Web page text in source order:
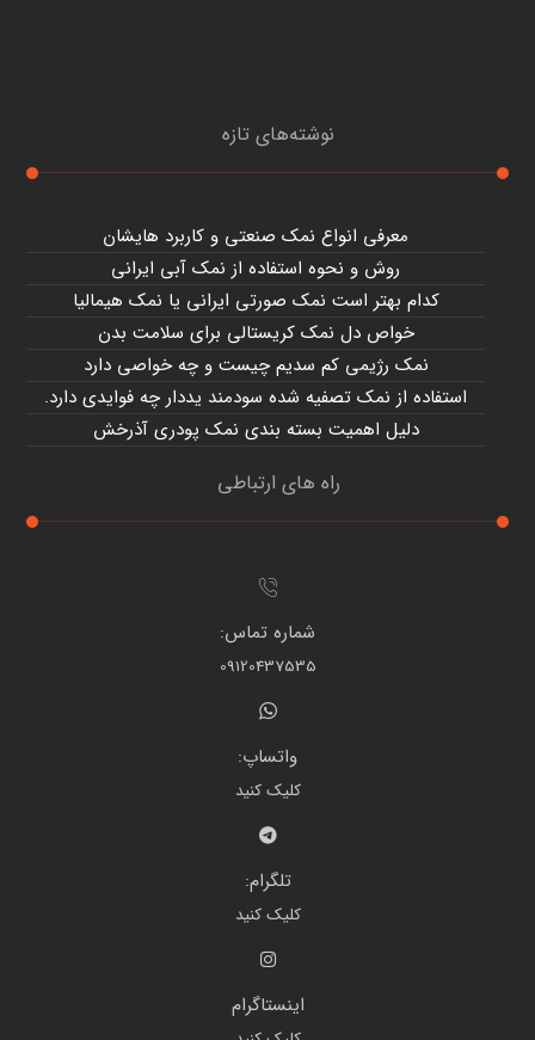
نوشته‌های تازه
معرفی انواع نمک صنعتی و کاربرد هایشان
روش و نحوه استفاده از نمک آبی ایرانی
کدام بهتر است نمک صورتی ایرانی یا نمک هیمالیا
خواص دل نمک کریستالی برای سلامت بدن
نمک رژیمی کم سدیم چیست و چه خواصی دارد
استفاده از نمک تصفیه شده سودمند یددار چه فوایدی دارد.
دلیل اهمیت بسته بندی نمک پودری آذرخش
راه های ارتباطی
شماره تماس:
09120437535
واتساپ:
کلیک کنید
تلگرام:
کلیک کنید
اینستاگرام